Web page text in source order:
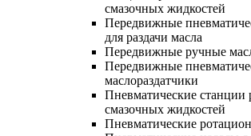
смазочных жидкостей
Передвижные
для раздачи масла
Передвижные ручные
Передвижные
маслораздатчики
Пневматические станции
смазочных жидкостей
Пневматические